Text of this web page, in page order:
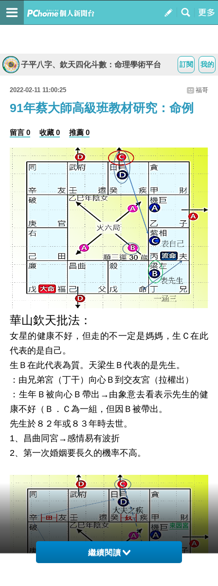
我的
訂閱
子平八字、欽天四化斗數：命理學術平台
2022-02-11 11:00:25 福哥
91年蔡大師高級班教材研究：命例
留言 0 收藏 0 推薦 0
華山欽天批法：
女星的健康不好，但走的不一定是媽媽，生Ｃ在此
代表的是自己。
生Ｂ在此代表為質。天梁生Ｂ代表的是先生。
：由兄弟宮（丁干）向心Ｂ到交友宮（拉權出）
：生年Ｂ被向心Ｂ帶出→由象意去看表示先生的健
康不好（Ｂ．Ｃ為一組，但因Ｂ被帶出。
先生於８２年或８３年時去世。
1、昌曲同宮→感情易有波折
2、第一次婚姻要長久的機率不高。
繼續閱讀